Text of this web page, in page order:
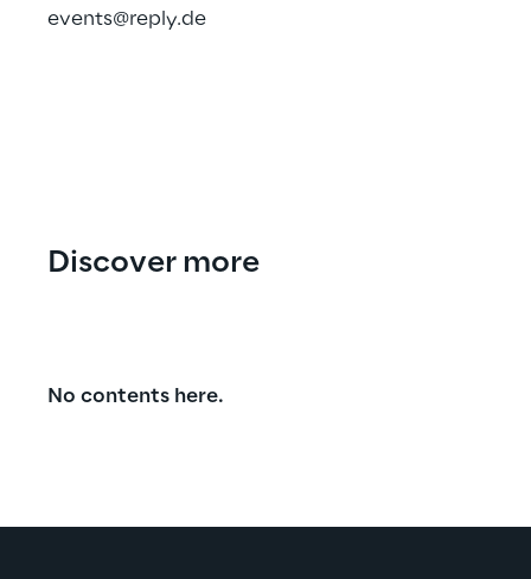
events@reply.de
Discover more
No contents here.